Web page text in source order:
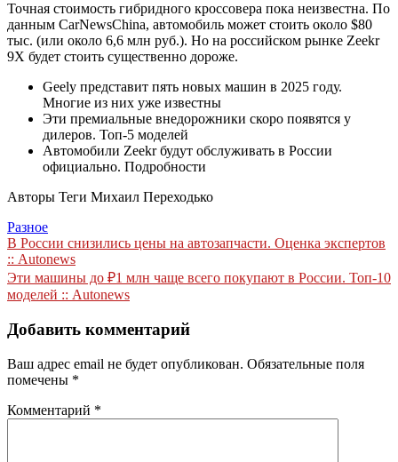
Точная стоимость гибридного кроссовера пока неизвестна. По
данным CarNewsChina, автомобиль может стоить около $80
тыс. (или около 6,6 млн руб.). Но на российском рынке Zeekr
9X будет стоить существенно дороже.
Geely представит пять новых машин в 2025 году.
Многие из них уже известны
Эти премиальные внедорожники скоро появятся у
дилеров. Топ-5 моделей
Автомобили Zeekr будут обслуживать в России
официально. Подробности
Авторы Теги Михаил Переходько
Разное
Навигация
по
записям
В России снизились цены на автозапчасти. Оценка экспертов
:: Autonews
Эти машины до ₽1 млн чаще всего покупают в России. Топ-10
моделей :: Autonews
Добавить комментарий
Ваш адрес email не будет опубликован. Обязательные поля
помечены *
Комментарий *